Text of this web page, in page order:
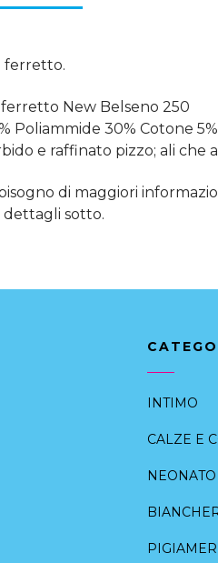
ferretto.
New Belseno 250
Poliammide 30% Cotone
e raffinato pizzo; ali che
di maggiori
dettagli sotto.
INTIMO
CALZE E
NEONATO